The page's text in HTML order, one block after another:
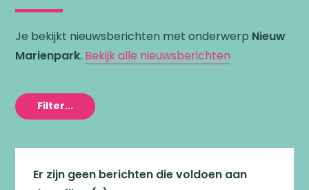
Je bekijkt nieuwsberichten met onderwerp Nieuw
Marienpark. Bekijk alle nieuwsberichten
Filter...
Er zijn geen berichten die voldoen aan